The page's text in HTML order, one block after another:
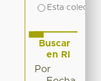
Esta
Buscar
en RI
Por